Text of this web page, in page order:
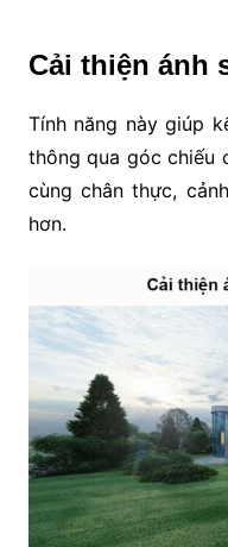
Cải thiện ánh
Tính năng này giúp
thông qua góc chiếu
cùng chân thực,
hơn.